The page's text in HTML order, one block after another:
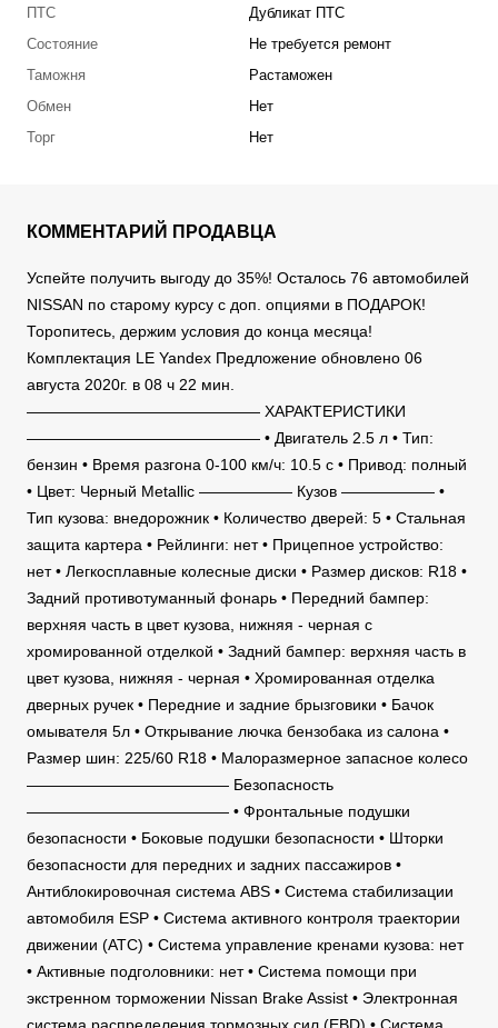
ПТС
Дубликат ПТС
Состояние
Не требуется ремонт
Таможня
Растаможен
Обмен
Нет
Торг
Нет
КОММЕНТАРИЙ ПРОДАВЦА
Успейте получить выгоду до 35%! Осталось 76 автомобилей
NISSAN по старому курсу с доп. опциями в ПОДАРОК!
Торопитесь, держим условия до конца месяца!
Комплектация LE Yandex Предложение обновлено 06
августа 2020г. в 08 ч 22 мин.
——————————————— ХАРАКТЕРИСТИКИ
——————————————— • Двигатель 2.5 л • Тип:
бензин • Время разгона 0-100 км/ч: 10.5 c • Привод: полный
• Цвет: Черный Metallic —————— Кузов —————— •
Тип кузова: внедорожник • Количество дверей: 5 • Стальная
защита картера • Рейлинги: нет • Прицепное устройство:
нет • Легкосплавные колесные диски • Размер дисков: R18 •
Задний противотуманный фонарь • Передний бампер:
верхняя часть в цвет кузова, нижняя - черная с
хромированной отделкой • Задний бампер: верхняя часть в
цвет кузова, нижняя - черная • Хромированная отделка
дверных ручек • Передние и задние брызговики • Бачок
омывателя 5л • Открывание лючка бензобака из салона •
Размер шин: 225/60 R18 • Малоразмерное запасное колесо
————————————— Безопасность
————————————— • Фронтальные подушки
безопасности • Боковые подушки безопасности • Шторки
безопасности для передних и задних пассажиров •
Антиблокировочная система ABS • Система стабилизации
автомобиля ESP • Система активного контроля траектории
движении (АТС) • Система управление кренами кузова: нет
• Активные подголовники: нет • Система помощи при
экстренном торможении Nissan Brake Assist • Электронная